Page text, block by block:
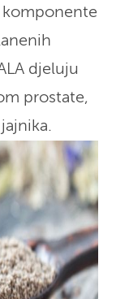
djeluju
prostate,